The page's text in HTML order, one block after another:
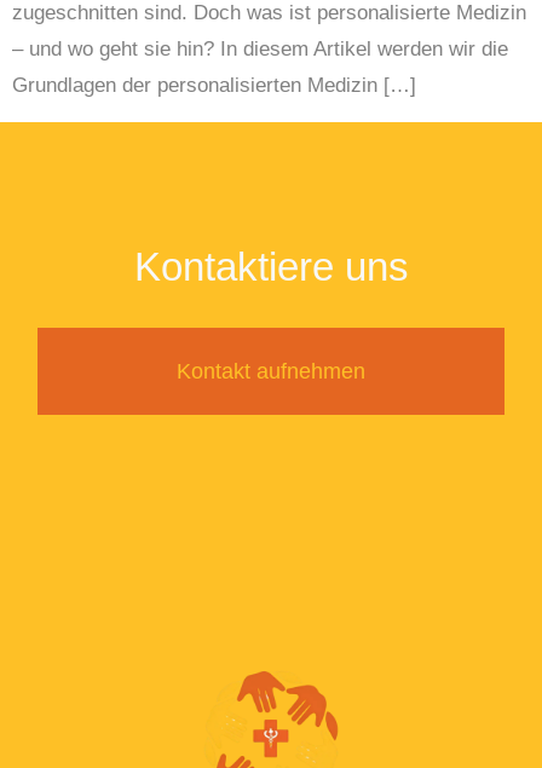
zugeschnitten sind. Doch was ist personalisierte Medizin
– und wo geht sie hin? In diesem Artikel werden wir die
Grundlagen der personalisierten Medizin […]
Kontaktiere uns
Kontakt aufnehmen